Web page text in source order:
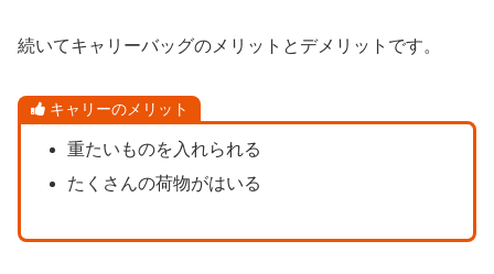
続いてキャリーバッグのメリットとデメリットです。
キャリーのメリット
重たいものを入れられる
たくさんの荷物がはいる